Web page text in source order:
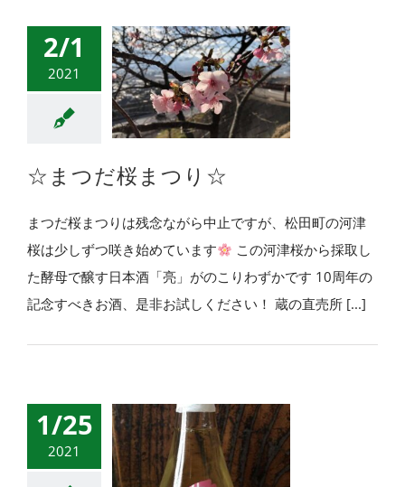
2/1
2021
☆まつだ桜まつり☆
まつだ桜まつりは残念ながら中止ですが、松田町の河津
桜は少しずつ咲き始めています
この河津桜から採取し
た酵母で醸す日本酒「亮」がのこりわずかです 10周年の
記念すべきお酒、是非お試しください！ 蔵の直売所 [...]
1/25
2021